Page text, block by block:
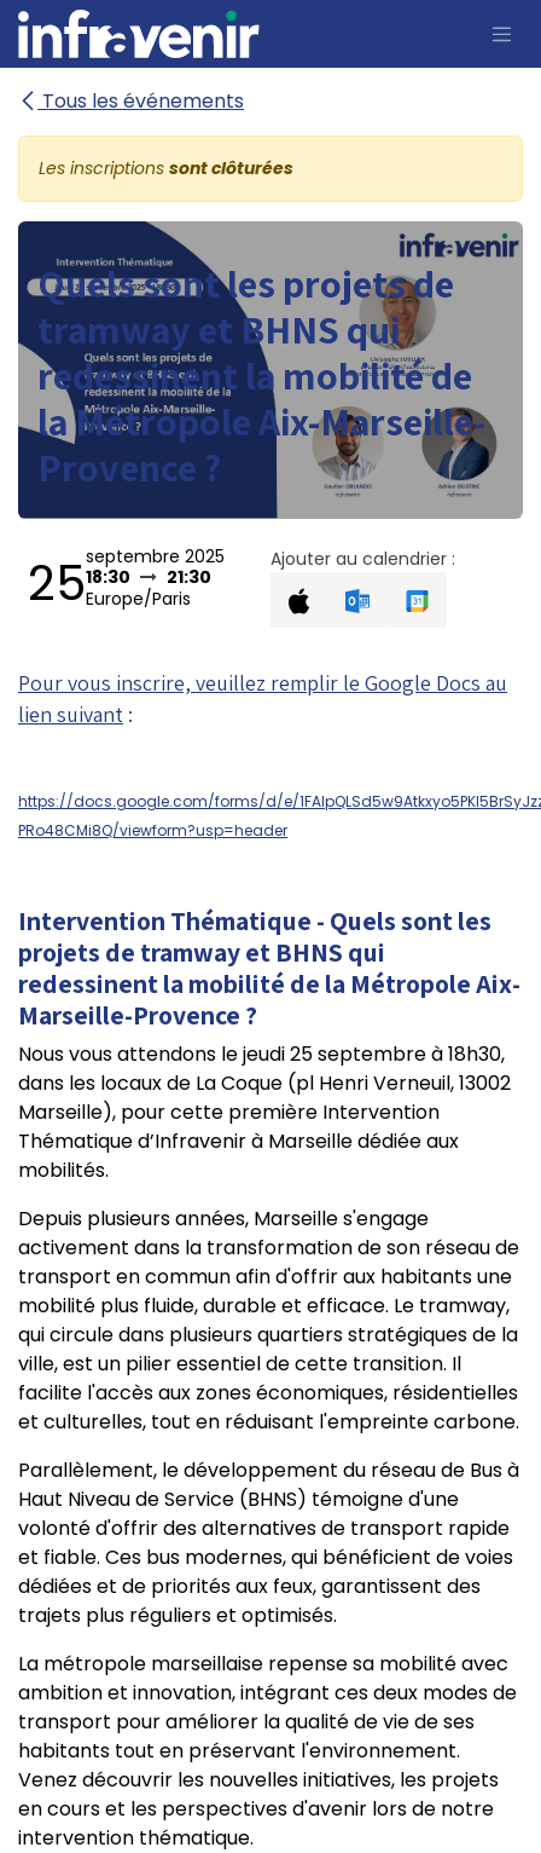
Se rendre au contenu
Tous les événements
Les inscriptions sont clôturées
Quels sont les projets de
tramway et BHNS qui
redessinent la mobilité de
la Métropole Aix-Marseille-
Provence ?
25septembre 2025
18:30
21:30
Europe/Paris
Ajouter au calendrier :
Pour vous inscrire, veuillez remplir le Google Docs au
lien suivant :
https://docs.google.com/forms/d/e/
PRo48CMi8Q/viewform?usp=header
Intervention Thématique - Quels sont les
projets de tramway et BHNS qui
redessinent la mobilité de la Métropole Aix-
Marseille-Provence ?
Nous vous attendons le jeudi 25 septembre à 18h30,
dans les locaux de La Coque (pl Henri Verneuil, 13002
Marseille), pour cette première Intervention
Thématique d’Infravenir à Marseille dédiée aux
mobilités.
Depuis plusieurs années, Marseille s'engage
activement dans la transformation de son réseau de
transport en commun afin d'offrir aux habitants une
mobilité plus fluide, durable et efficace. Le tramway,
qui circule dans plusieurs quartiers stratégiques de la
ville, est un pilier essentiel de cette transition. Il
facilite l'accès aux zones économiques, résidentielles
et culturelles, tout en réduisant l'empreinte carbone.
Parallèlement, le développement du réseau de Bus à
Haut Niveau de Service (BHNS) témoigne d'une
volonté d'offrir des alternatives de transport rapide
et fiable. Ces bus modernes, qui bénéficient de voies
dédiées et de priorités aux feux, garantissent des
trajets plus réguliers et optimisés.
La métropole marseillaise repense sa mobilité avec
ambition et innovation, intégrant ces deux modes de
transport pour améliorer la qualité de vie de ses
habitants tout en préservant l'environnement.
Venez découvrir les nouvelles initiatives, les projets
en cours et les perspectives d'avenir lors de notre
intervention thématique.